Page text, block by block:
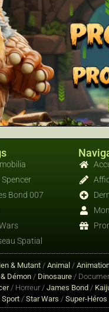
Spencer
Bond 007
Spatial
& Mutant / Animal /
Démon/ Dinosaure /
/ Horreur / James Bond /
Sport / Star Wars / Super-Héros